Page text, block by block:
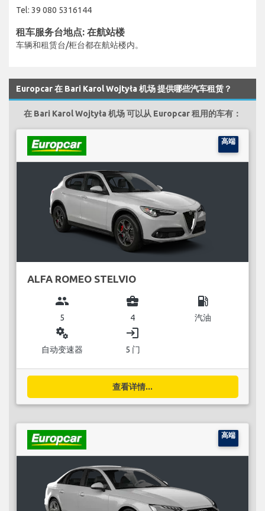
Tel: 39 080 5316144
租车服务台地点: 在航站楼
车辆和租赁台/柜台都在航站楼内。
Europcar 在 Bari Karol Wojtyła 机场 提供哪些汽车租赁？
在 Bari Karol Wojtyła 机场 可以从 Europcar 租用的车有：
高端
ALFA ROMEO STELVIO
group
5
business_center
4
local_gas_station
汽油
miscellaneous_services
自动变速器
login
5 门
查看详情...
高端